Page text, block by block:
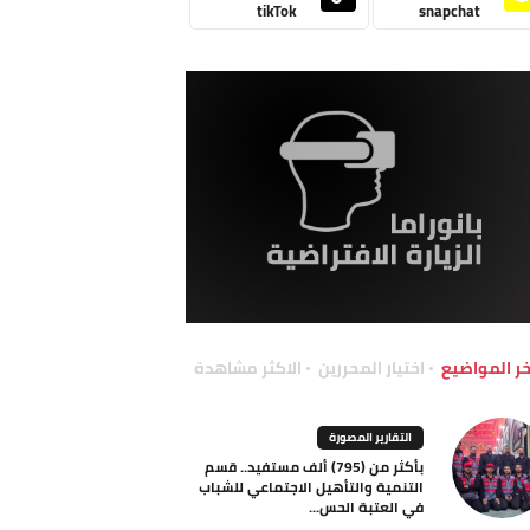
snapchat
tikTok
المواضيع اختيار المحررين الاكثر مشاهدة
التقارير المصورة
بأكثر من (795) ألف مستفيد.. قسم
التنمية والتأهيل الاجتماعي للشباب
في العتبة الحس...